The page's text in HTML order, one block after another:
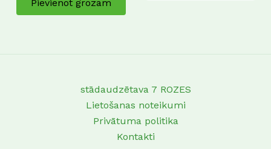
Pievienot grozam
stādaudzētava 7 ROZES
Lietošanas noteikumi
Privātuma politika
Kontakti